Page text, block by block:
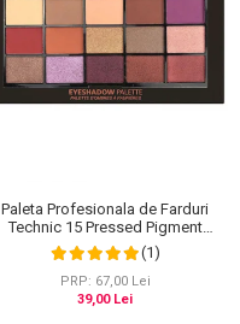
Paleta Profesionala de Farduri
Technic 15 Pressed Pigment
Palette, Peanut Butter & Jelly, 15
Culori, 30 g
(1)
PRP: 67,00 Lei
39,00 Lei